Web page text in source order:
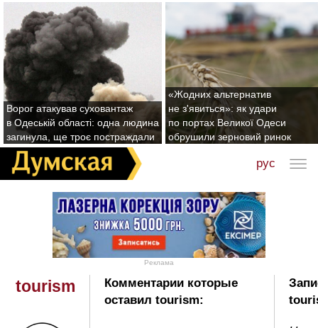
Ворог атакував суховантаж
в Одеській області: одна людина
загинула, ще троє постраждали
«Жодних альтернатив
не з'явиться»: як удари
по портах Великої Одеси
обрушили зерновий ринок
рус
Реклама
tourism
Комментарии которые
оставил tourism: